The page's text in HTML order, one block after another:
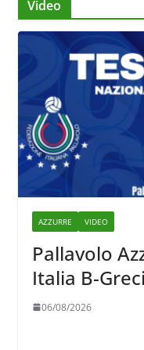
Video
AZZURRE VIDEO
Pallavolo
Italia B-
06/08/2026